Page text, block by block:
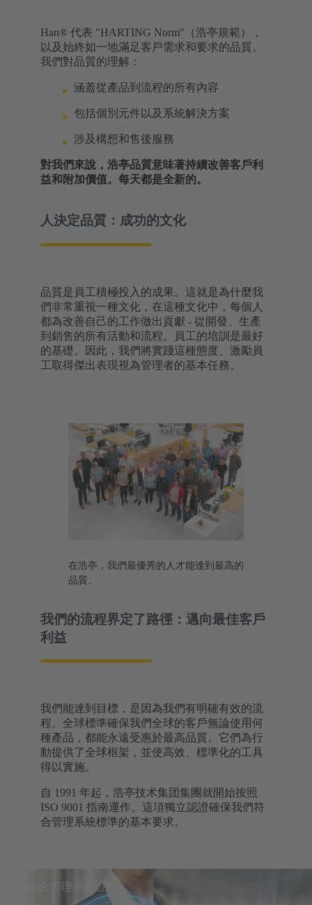
Han® 代表 "HARTING Norm"（浩亭規範），
以及始終如一地滿足客戶需求和要求的品質。
我們對品質的理解：
涵蓋從產品到流程的所有內容
包括個別元件以及系統解決方案
涉及構想和售後服務
對我們來說，浩亭品質意味著持續改善客戶利
益和附加價值。每天都是全新的。
人決定品質：成功的文化
品質是員工積極投入的成果。這就是為什麼我
們非常重視一種文化，在這種文化中，每個人
都為改善自己的工作做出貢獻 - 從開發、生產
到銷售的所有活動和流程。員工的培訓是最好
的基礎。因此，我們將實踐這種態度、激勵員
工取得傑出表現視為管理者的基本任務。
在浩亭，我們最優秀的人才能達到最高的
品質。
我們的流程界定了路徑：邁向最佳客戶
利益
我們能達到目標，是因為我們有明確有效的流
程。全球標準確保我們全球的客戶無論使用何
種產品，都能永遠受惠於最高品質。它們為行
動提供了全球框架，並使高效、標準化的工具
得以實施。
自 1991 年起，浩亭技术集团集團就開始按照
ISO 9001 指南運作。這項獨立認證確保我們符
合管理系統標準的基本要求。
綜合管理系統證書